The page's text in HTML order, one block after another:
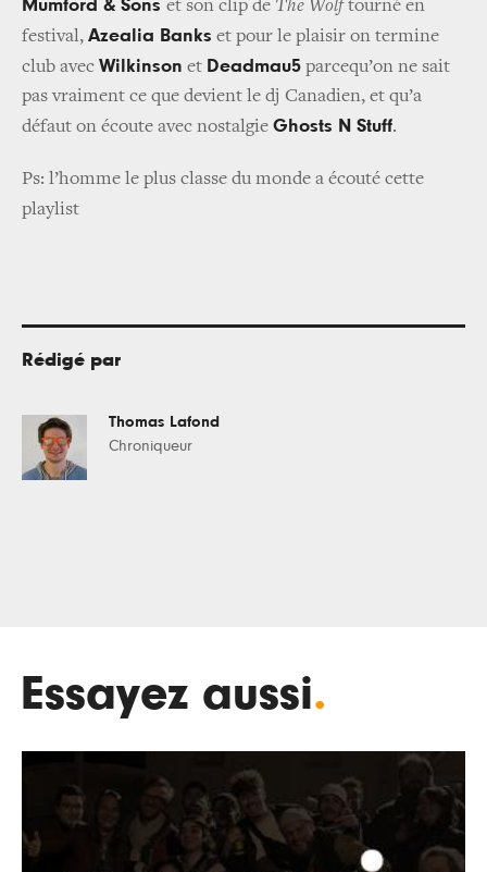
Mumford & Sons et son clip de The Wolftourné en
festival, Azealia Banks et pour le plaisir on termine
club avec Wilkinson et Deadmau5 parcequ’on ne sait
pas vraiment ce que devient le dj Canadien, et qu’a
défaut on écoute avec nostalgie Ghosts N Stuff.
Ps: l’homme le plus classe du monde a écouté cette
playlist
Rédigé par
Thomas Lafond
Chroniqueur
Essayez aussi.